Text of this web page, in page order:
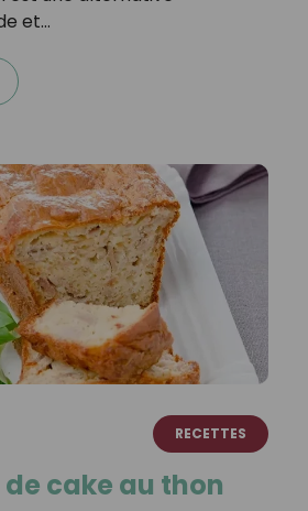
et…
RECETTES
de cake au thon